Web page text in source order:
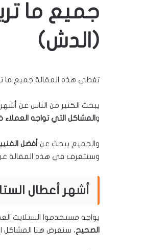
جميع ما
(الدش)
تغطي هذه المقالة جميع ما
يبحث الكثير من الناس عن
والمشاكل التي تواجه العملاء
والجميع يبحث عن أفضل
وسنتعرف في هذه المقالة عن
أشهر أعطال
يواجه مستخدموا الستلايت
الصحيح، سنعرض هنا المشاكل